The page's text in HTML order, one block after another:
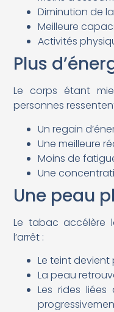
Diminution de
Meilleure
Activités
Plus
Le corps étant
personnes
Un regain
Une meilleure
Moins de
Une
Une peau
Le tabac accélère
l’arrêt :
Le teint
La peau
Les rides